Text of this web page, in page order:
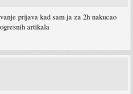
prijava kad sam ja za 2h nakucao
artikala